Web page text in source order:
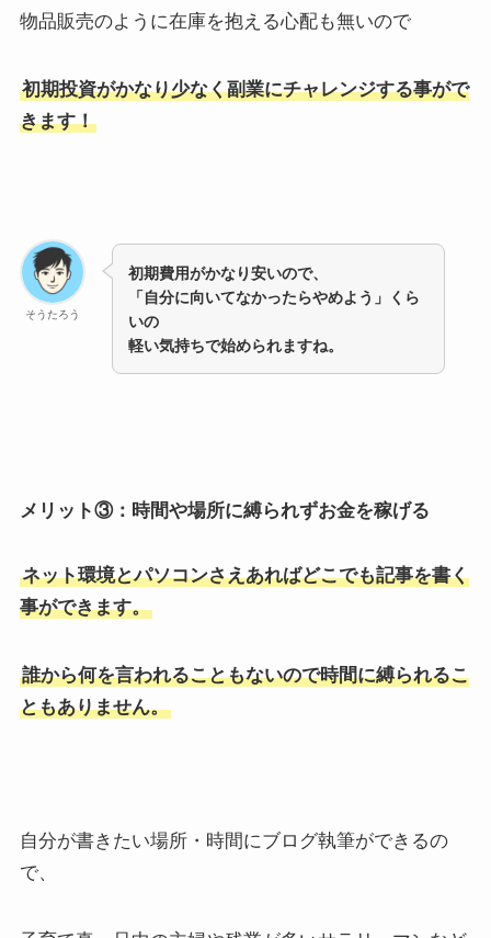
物品販売のように在庫を抱える心配も無いので
初期投資がかなり少なく副業にチャレンジする事がで
きます！
そうたろう
初期費用がかなり安いので、
「自分に向いてなかったらやめよう」くら
いの
軽い気持ちで始められますね。
メリット③：時間や場所に縛られずお金を稼げる
ネット環境とパソコンさえあればどこでも記事を書く
事ができます。
誰から何を言われることもないので時間に縛られるこ
ともありません。
自分が書きたい場所・時間にブログ執筆ができるの
で、